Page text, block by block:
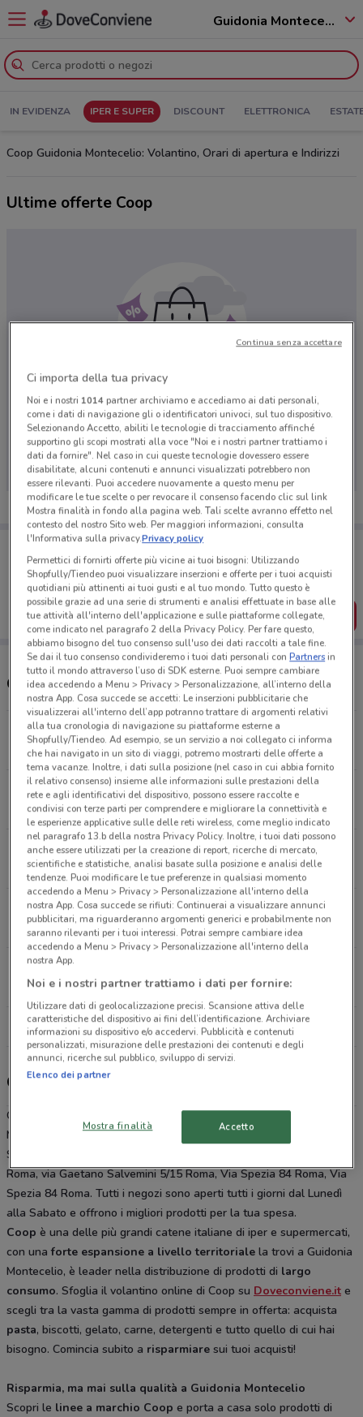
Guidonia Montecelio - 00010
IN EVIDENZA IPER E SUPER DISCOUNT ELETTRONICA
Coop Guidonia Montecelio: Volantino, Orari di apertura e Indirizzi
Ultime offerte Coop
Ci dispiace, al momento non abbiamo pubblicato
volantini nella tua zona. Riprova più tardi.
Porta DoveConviene sempre con te!
Puoi trovare le migliori offerte dei negozi vicino a te,
salvarle e creare la tua lista del risparmio, comodamente
dal tuo cellulare.
SCARICA L’APP
Orari e Negozi Coop
Via Delle Molette, 243 Fonte Nuova
4.9 km
CHIUSO
Via Pisino, 101/107 Roma
17.8 km
CHIUSO
Via Galla e Sidama, 55 Roma
18.4 km
CHIUSO
Via Casilina 1011 Roma
18.5 km
CHIUSO
Via Galeazzo Alessi, 261 Roma
20.3 km
CHIUSO
Tutti i negozi Coop
Gli sconti del nuovo volantino Coop e i negozi
Coop è presente in vari punti della città: lo trovi in Via Delle
Molette 243 Fonte Nuova, Via Pisino 101/107 Roma, Via Galla e
Sidama 55 Roma, Via Casilina 1011 Roma, Via Galeazzo Alessi 261
Roma, via Gaetano Salvemini 5/15 Roma, Via Spezia 84 Roma, Via
Spezia 84 Roma. Tutti i negozi sono aperti tutti i giorni dal Lunedì
alla Sabato e offrono i migliori prodotti per la tua spesa.
Coop è una delle più grandi catene italiane di iper e supermercati,
con unaforte espansione a livello territoriale la trovi a Guidonia
Montecelio, è leader nella distribuzione di prodotti di largo
consumo. Sfoglia il volantino online di Coop su Doveconviene.it e
scegli tra la vasta gamma di prodotti sempre in offerta: acquista
pasta, biscotti, gelato, carne, detergenti e tutto quello di cui hai
bisogno. Comincia subito a risparmiare sui tuoi acquisti!
Risparmia, ma mai sulla qualità a Guidonia Montecelio
Scopri le linee a marchio Coop e porta a casa solo prodotti di
Ci importa della tua privacy
Noi e i nostri 1014partner archiviamo e accediamo ai dati personali,
come i dati di navigazione gli o identificatori univoci, sul tuo dispositivo.
Selezionando Accetto, abiliti le tecnologie di tracciamento affinché
supportino gli scopi mostrati alla voce "Noi e i nostri partner trattiamo i
dati da fornire". Nel caso in cui queste tecnologie dovessero essere
disabilitate, alcuni contenuti e annunci visualizzati potrebbero non
essere rilevanti. Puoi accedere nuovamente a questo menu per
modificare le tue scelte o per revocare il consenso facendo clic sul link
Mostra finalità in fondo alla pagina web. Tali scelte avranno effetto nel
contesto del nostro Sito web. Per maggiori informazioni, consulta
l'Informativa sulla privacy.Privacy policy
Permettici di fornirti offerte più vicine ai tuoi bisogni: Utilizzando
Shopfully/Tiendeo puoi visualizzare inserzioni e offerte per i tuoi acquisti
quotidiani più attinenti ai tuoi gusti e al tuo mondo. Tutto questo è
possibile grazie ad una serie di strumenti e analisi effettuate in base alle
tue attività all'interno dell'applicazione e sulle piattaforme collegate,
come indicato nel paragrafo 2 della Privacy Policy. Per fare questo,
abbiamo bisogno del tuo consenso sull'uso dei dati raccolti a tale fine.
Se dai il tuo consenso condivideremo i tuoi dati personali conPartnersin
tutto il mondo attraverso l’uso di SDK esterne. Puoi sempre cambiare
idea accedendo a Menu > Privacy > Personalizzazione, all’interno della
nostra App. Cosa succede se accetti: Le inserzioni pubblicitarie che
visualizzerai all'interno dell’app potranno trattare di argomenti relativi
alla tua cronologia di navigazione su piattaforme esterne a
Shopfully/Tiendeo. Ad esempio, se un servizio a noi collegato ci informa
che hai navigato in un sito di viaggi, potremo mostrarti delle offerte a
tema vacanze. Inoltre, i dati sulla posizione (nel caso in cui abbia fornito
il relativo consenso) insieme alle informazioni sulle prestazioni della
rete e agli identificativi del dispositivo, possono essere raccolte e
condivisi con terze parti per comprendere e migliorare la connettività e
le esperienze applicative sulle delle reti wireless, come meglio indicato
nel paragrafo 13.b della nostra Privacy Policy. Inoltre, i tuoi dati possono
anche essere utilizzati per la creazione di report, ricerche di mercato,
scientifiche e statistiche, analisi basate sulla posizione e analisi delle
tendenze. Puoi modificare le tue preferenze in qualsiasi momento
accedendo a Menu > Privacy > Personalizzazione all'interno della
nostra App. Cosa succede se rifiuti: Continuerai a visualizzare annunci
pubblicitari, ma riguarderanno argomenti generici e probabilmente non
saranno rilevanti per i tuoi interessi. Potrai sempre cambiare idea
accedendo a Menu > Privacy > Personalizzazione all'interno della
nostra App.
Noi e i nostri partner trattiamo i dati per fornire:
Utilizzare dati di geolocalizzazione precisi. Scansione attiva delle
caratteristiche del dispositivo ai fini dell’identificazione. Archiviare
informazioni su dispositivo e/o accedervi. Pubblicità e contenuti
personalizzati, misurazione delle prestazioni dei contenuti e degli
annunci, ricerche sul pubblico, sviluppo di servizi.
Elenco dei partner
Mostra finalità Accetto
Continua senza accettare